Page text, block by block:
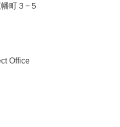
町３−５
Office